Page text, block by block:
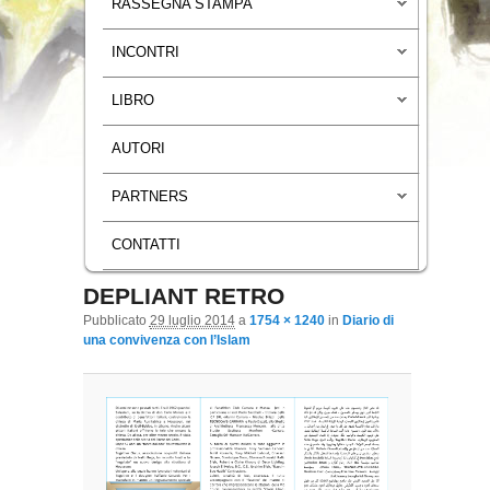
RASSEGNA STAMPA
INCONTRI
LIBRO
AUTORI
PARTNERS
CONTATTI
Navigazione immagini
DEPLIANT RETRO
Pubblicato 29 luglio 2014a 1754 × 1240in Diario di
una convivenza con l’Islam